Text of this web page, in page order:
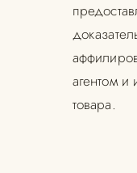
агентом и
товара.